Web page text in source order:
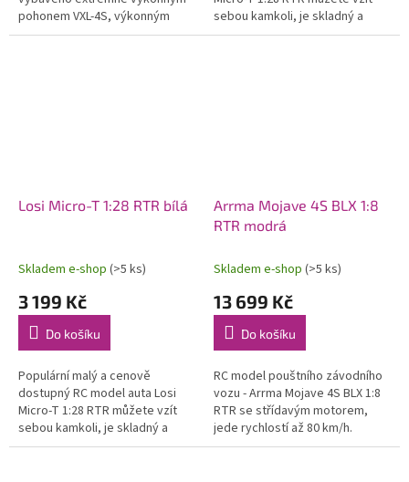
pohonem VXL-4S, výkonným
servem HV, instalovanou
sebou kamkoli, je skladný a
závodit se dá i v obývacím
Losi Micro-T 1:28 RTR bílá
Skladem e-shop (>5 ks)
3 199 Kč
Do košíku
Populární malý a cenově
dostupný RC model auta Losi
Micro-T 1:28 RTR můžete vzít
sebou kamkoli, je skladný a
závodit se dá i v obývacím
Arrma Mojave 4S BLX 1:8
RTR modrá
Skladem e-shop (>5 ks)
13 699 Kč
Do košíku
RC model pouštního závodního
vozu - Arrma Mojave 4S BLX 1:8
RTR se střídavým motorem,
jede rychlostí až 80 km/h.
Odolné kompozitní šasi,